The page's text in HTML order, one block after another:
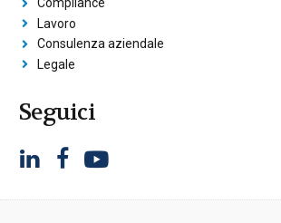
Lavoro
Consulenza aziendale
Legale
Seguici